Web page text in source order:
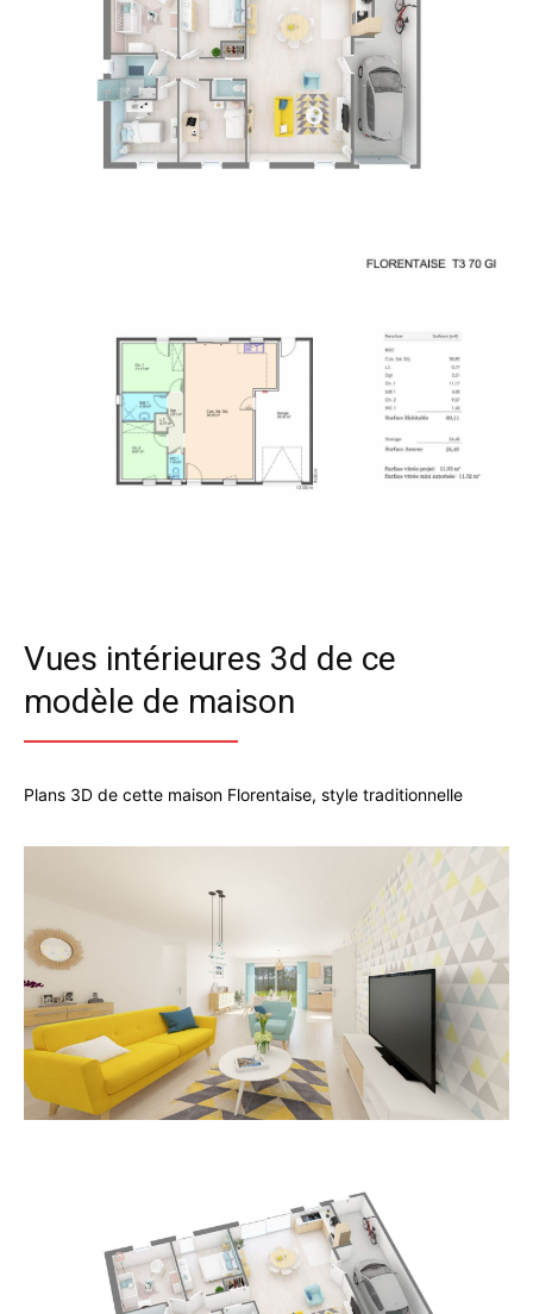
Vues intérieures 3d de ce
modèle de maison
Plans 3D de cette maison Florentaise, style traditionnelle